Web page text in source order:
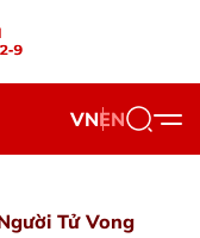
VNEN
Tử Vong